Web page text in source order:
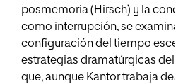
posmemoria (Hirsch) y la
como interrupción, se
configuración del tiempo
estrategias dramatúrgicas del
que, aunque Kantor trabaja